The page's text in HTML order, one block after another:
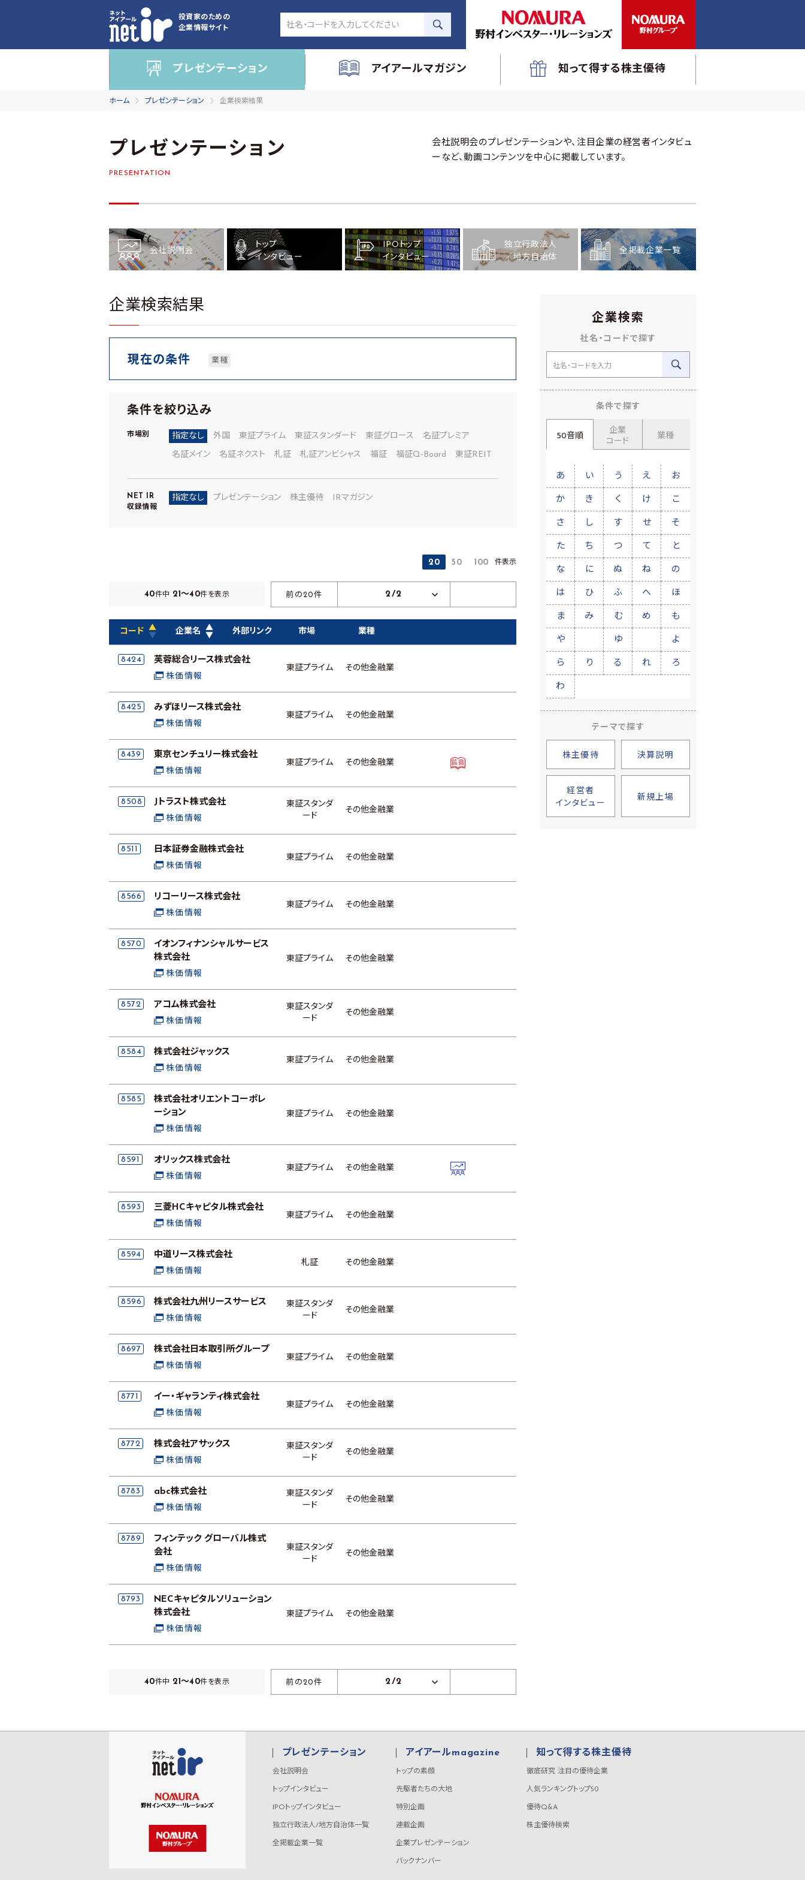
投資家のための
企業情報サイト
プレゼンテーション アイアールマガジン 知って得する株主優待
ホーム プレゼンテーション 企業検索結果
プレゼンテーション
PRESENTATION
会社説明会のプレゼンテーションや、注目企業の経営者インタビュ
ーなど、動画コンテンツを中心に掲載しています。
会社説明会
トップ
インタビュー
IPOトップ
インタビュー
独立行政法人
／地方自治体
全掲載企業一覧
企業検索結果
現在の条件 業種
条件を絞り込み
市場別 指定なし 外国 東証プライム 東証スタンダード 東証グロース 名証プレミア
名証メイン 名証ネクスト 札証 札証アンビシャス 福証 福証Q-Board 東証REIT
NET IR
収録情報
指定なし プレゼンテーション 株主優待 IRマガジン
20 50 100 件表示
40件中 21～40件を表示 前の20件 2/2
▲
コード ▼
▲
企業名 ▼ 外部リンク 市場 業種
8424 芙蓉総合リース株式会社
株価情報
東証プライム その他金融業
8425 みずほリース株式会社
株価情報
東証プライム その他金融業
8439 東京センチュリー株式会社
株価情報
東証プライム その他金融業
8508 Jトラスト株式会社
株価情報
東証スタンダ
ード
その他金融業
8511 日本証券金融株式会社
株価情報
東証プライム その他金融業
8566 リコーリース株式会社
株価情報
東証プライム その他金融業
8570
イオンフィナンシャルサービス
株式会社
株価情報
東証プライム その他金融業
8572 アコム株式会社
株価情報
東証スタンダ
ード
その他金融業
8584 株式会社ジャックス
株価情報
東証プライム その他金融業
8585
株式会社オリエントコーポレ
ーション
株価情報
東証プライム その他金融業
8591 オリックス株式会社
株価情報
東証プライム その他金融業
8593 三菱HCキャピタル株式会社
株価情報
東証プライム その他金融業
8594 中道リース株式会社
株価情報
札証 その他金融業
8596 株式会社九州リースサービス
株価情報
東証スタンダ
ード
その他金融業
8697 株式会社日本取引所グループ
株価情報
東証プライム その他金融業
8771 イー・ギャランティ株式会社
株価情報
東証プライム その他金融業
8772 株式会社アサックス
株価情報
東証スタンダ
ード
その他金融業
8783 abc株式会社
株価情報
東証スタンダ
ード
その他金融業
8789
フィンテック グローバル株式
会社
株価情報
東証スタンダ
ード
その他金融業
8793
NECキャピタルソリューション
株式会社
株価情報
東証プライム その他金融業
40件中 21～40件を表示 前の20件 2/2
企業検索
社名・コードで探す
条件で探す
50音順
企業
コード
業種
あ い う え お
か き く け こ
さ し す せ そ
た ち つ て と
な に ぬ ね の
は ひ ふ へ ほ
ま み む め も
や ゆ よ
ら り る れ ろ
わ
テーマで探す
株主優待 決算説明
経営者
インタビュー
新規上場
プレゼンテーション
会社説明会
トップインタビュー
IPOトップインタビュー
独立行政法人/地方自治体一覧
全掲載企業一覧
アイアールmagazine
トップの素顔
先駆者たちの大地
特別企画
連載企画
企業プレゼンテーション
バックナンバー
知って得する株主優待
徹底研究 注目の優待企業
人気ランキングトップ50
優待Q&A
株主優待検索